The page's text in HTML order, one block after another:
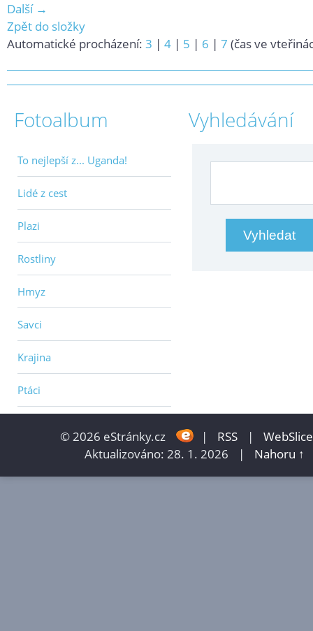
Další →
Zpět do složky
Automatické procházení: 3 | 4 | 5 | 6 | 7 (čas ve
Fotoalbum
To nejlepší z... Uganda!
Lidé z cest
Plazi
Rostliny
Hmyz
Savci
Krajina
Ptáci
Vyhledávání
© 2026 eStránky.cz | RSS |
WebSlice
Aktualizováno: 28. 1. 2026
| Nahoru ↑